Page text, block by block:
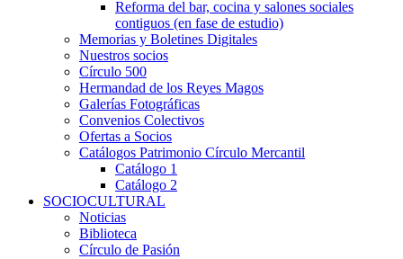
Reforma del bar, cocina y salones sociales
contiguos (en fase de estudio)
Memorias y Boletines Digitales
Nuestros socios
Círculo 500
Hermandad de los Reyes Magos
Galerías Fotográficas
Convenios Colectivos
Ofertas a Socios
Catálogos Patrimonio Círculo Mercantil
Catálogo 1
Catálogo 2
SOCIOCULTURAL
Noticias
Biblioteca
Círculo de Pasión